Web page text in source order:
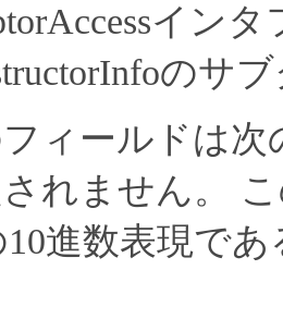
イン
のサ
ィールドは
れません。
10進数表現で